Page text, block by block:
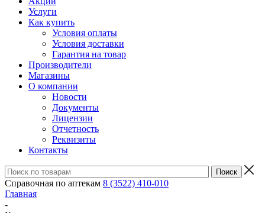
Услуги
Как купить
Условия оплаты
Условия доставки
Гарантия на товар
Производители
Магазины
О компании
Новости
Документы
Лицензии
Отчетность
Реквизиты
Контакты
Справочная по аптекам 8 (3522) 410-010
Главная
-